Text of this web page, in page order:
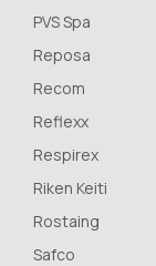
PVS Spa
Reposa
Recom
Reflexx
Respirex
Riken Keiti
Rostaing
Safco